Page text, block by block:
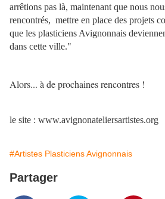
arrêtions pas là, maintenant que nous
rencontrés, mettre en place des projets
que les plasticiens Avignonnais
dans cette ville."
Alors... à de prochaines rencontres !
le site : www.avignonateliersartistes.org
#Artistes Plasticiens Avignonnais
Partager